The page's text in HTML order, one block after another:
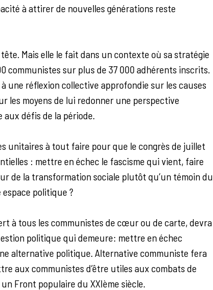
à attirer de nouvelles générations reste
Mais elle le fait dans un contexte où sa stratégie
communistes sur plus de 37 000 adhérents inscrits.
une réflexion collective approfondie sur les causes
les moyens de lui redonner une perspective
défis de la période.
unitaires à tout faire pour que le congrès de juillet
: mettre en échec le fascisme qui vient, faire
de la transformation sociale plutôt qu’un témoin du
politique ?
à tous les communistes de cœur ou de carte, devra
politique qui demeure: mettre en échec
alternative politique. Alternative communiste fera
aux communistes d’être utiles aux combats de
Front populaire du XXIème siècle.